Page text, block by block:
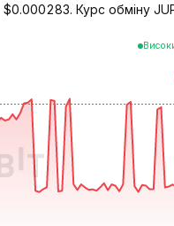
Курс обміну